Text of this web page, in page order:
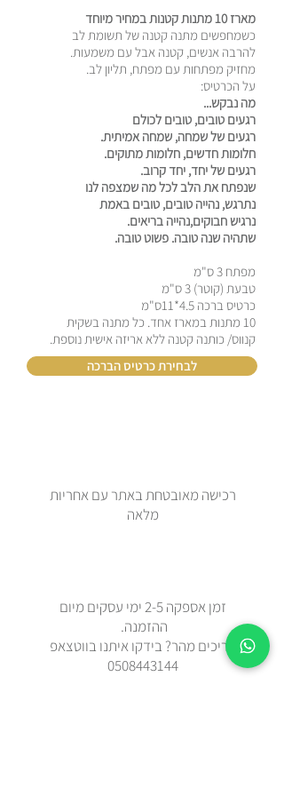
מארז 10 מתנות קטנות במחיר מיוחד
כשמחפשים מתנה קטנה של תשומת לב
להרבה אנשים, קטנה אבל עם משמעות.
מחזיק מפתחות עם מפתח, תליון לב.
על הכרטיס:
מה נבקש...
רגעים טובים, טובים לכולם
רגעים של שמחה, שמחה אמיתית.
חלומות חדשים, חלומות מתוקים.
רגעים של יחד, יחד קרוב.
שנפתח את הלב לכל מה שמצפה לנו
נתרגש, נהייה טובים, טובים באמת
נרגיש חבוקים,נהייה בריאים.
שתהיה שנה טובה. פשוט טובה.
מפתח 3 ס"מ
טבעת (קוטר) 3 ס"מ
כרטיס ברכה 4.5*11ס"מ
10 מתנות במארז אחד. כל מתנה בשקית
קנווס/ כותנה קטנה ללא אריזה אישית נוספת.
לבחירת כרטיס הברכה
רכישה מאובטחת באתר עם אחריות
מלאה
זמן אספקה 2-5 ימי עסקים מיום
ההזמנה.
צריכים מהר? בידקו איתנו בווטצאפ
0508443144